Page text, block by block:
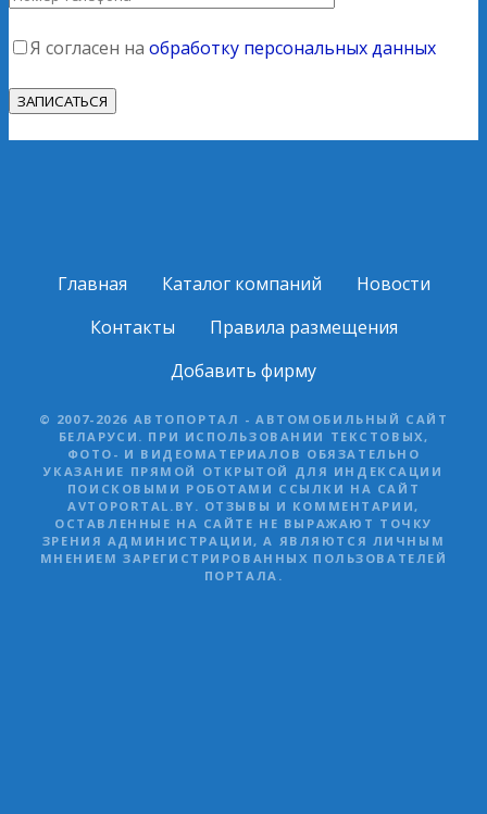
Я согласен на обработку персональных данных
Главная Каталог компаний
Новости
Контакты
Правила размещения
Добавить фирму
© 2007-2026 АВТОПОРТАЛ - АВТОМОБИЛЬНЫЙ САЙТ
БЕЛАРУСИ. ПРИ ИСПОЛЬЗОВАНИИ ТЕКСТОВЫХ,
ФОТО- И ВИДЕОМАТЕРИАЛОВ ОБЯЗАТЕЛЬНО
УКАЗАНИЕ ПРЯМОЙ ОТКРЫТОЙ ДЛЯ ИНДЕКСАЦИИ
ПОИСКОВЫМИ РОБОТАМИ ССЫЛКИ НА САЙТ
AVTOPORTAL.BY. ОТЗЫВЫ И КОММЕНТАРИИ,
ОСТАВЛЕННЫЕ НА САЙТЕ НЕ ВЫРАЖАЮТ ТОЧКУ
ЗРЕНИЯ АДМИНИСТРАЦИИ, А ЯВЛЯЮТСЯ ЛИЧНЫМ
МНЕНИЕМ ЗАРЕГИСТРИРОВАННЫХ ПОЛЬЗОВАТЕЛЕЙ
ПОРТАЛА.